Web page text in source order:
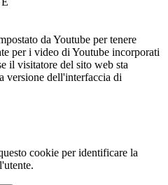
da Youtube per tenere
per i video di Youtube incorporati
il visitatore del sito web sta
versione dell'interfaccia di
cookie per identificare la